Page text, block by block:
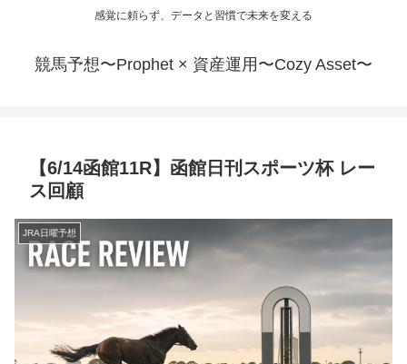
感覚に頼らず、データと習慣で未来を変える
競馬予想〜Prophet × 資産運用〜Cozy Asset〜
【6/14函館11R】函館日刊スポーツ杯 レー
ス回顧
JRA日曜予想